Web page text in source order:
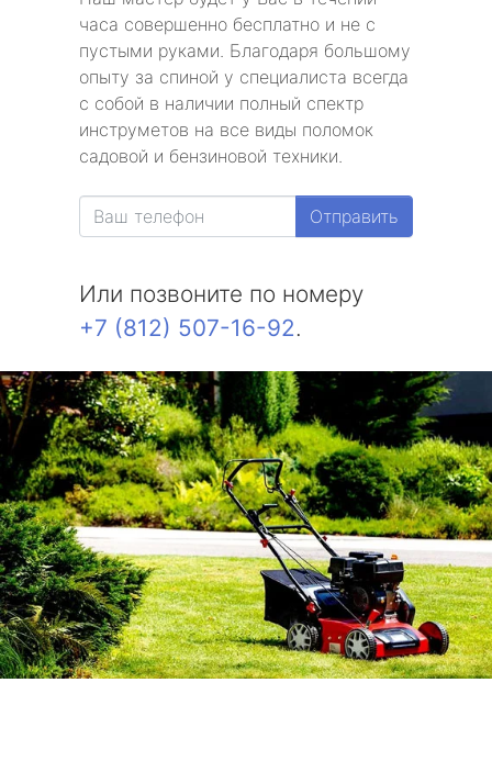
часа совершенно бесплатно и не с
пустыми руками. Благодаря большому
опыту за спиной у специалиста всегда
с собой в наличии полный спектр
инструметов на все виды поломок
садовой и бензиновой техники.
Отправить
Или позвоните по номеру
+7 (812) 507-16-92.